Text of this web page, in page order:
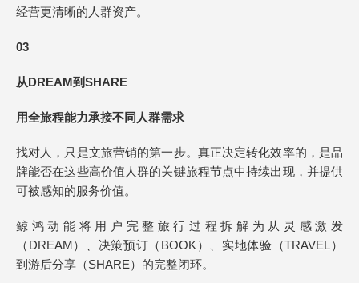
经营更清晰的人群资产。
03
从DREAM到SHARE
用全旅程能力承接不同人群需求
找对人，只是文旅营销的第一步。真正决定转化效率的，是品
牌能否在这些高价值人群的关键旅程节点中持续出现，并提供
可被感知的服务价值。
鲸鸿动能将用户完整旅行过程拆解为从灵感激发
（DREAM）、决策预订（BOOK）、实地体验（TRAVEL）
到游后分享（SHARE）的完整闭环。